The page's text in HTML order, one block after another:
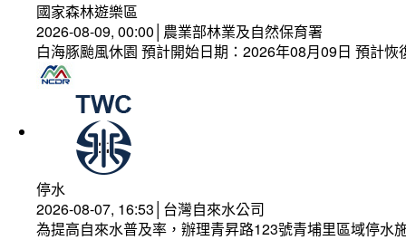
國家森林遊樂區
2026-08-09, 00:00│農業部林業及自然保育署
白海豚颱風休園 預計開始日期：2026年08月09日 預計
停水
2026-08-07, 16:53│台灣自來水公司
為提高自來水普及率，辦理青昇路123號青埔里區域停水